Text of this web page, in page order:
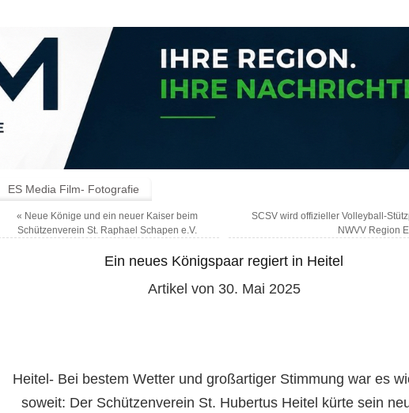
ES Media Film- Fotografie
« Neue Könige und ein neuer Kaiser beim
Schützenverein St. Raphael Schapen e.V.
SCSV wird offizieller Volleyball-
NWVV Region
Ein neues Königspaar regiert in Heitel
Artikel von 30. Mai 2025
Heitel- Bei bestem Wetter und großartiger Stimmung war es
soweit: Der Schützenverein St. Hubertus Heitel kürte sein